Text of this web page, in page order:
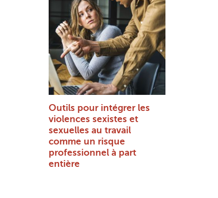
Outils pour intégrer les
violences sexistes et
sexuelles au travail
comme un risque
professionnel à part
entière